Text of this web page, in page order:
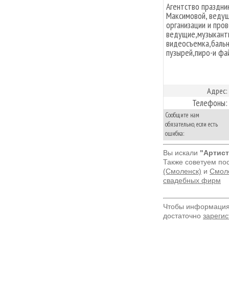
Агентство
Максимовой,
организации и
пузырей,пиро-и
Адрес:
Телефоны:
Сообщите нам
обязательно, если есть
ошибка:
Вы искали
Также советуем
(Смоленск) и
свадебных фирм
Чтобы
достаточно